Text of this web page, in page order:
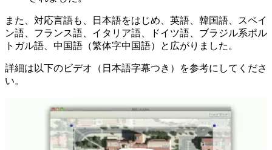
また、対応言語も、日本語をはじめ、英語、韓国語、スペイ
ン語、フランス語、イタリア語、ドイツ語、ブラジル系ポル
トガル語、中国語（繁体字中国語）と広がりました。
詳細は以下のビデオ（日本語字幕つき）を参考にしてくださ
い。